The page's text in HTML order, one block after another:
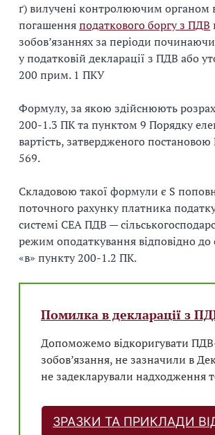
ґ) вилучені контролюючим органом
погашенняподаткового боргу з ПДВ
зобов’язаннях за періоди
у податковій декларації з ПДВ або
200 прим. 1 ПКУ
Формулу, за якою здійснюють
200-1.3 ПК та пунктом 9 Порядку
вартість, затвердженого
569.
Складовою такої формули є S
поточного рахунку платника
системі СЕА ПДВ —
режим оподаткування відповідно до
«в» пункту 200-1.2 ПК.
Помилка в декларації з
Допоможемо відкоригувати
зобов’язання, не зазначили в
не задекларували надходження
ЗРАЗКИ ТА ПРИКЛАДИ